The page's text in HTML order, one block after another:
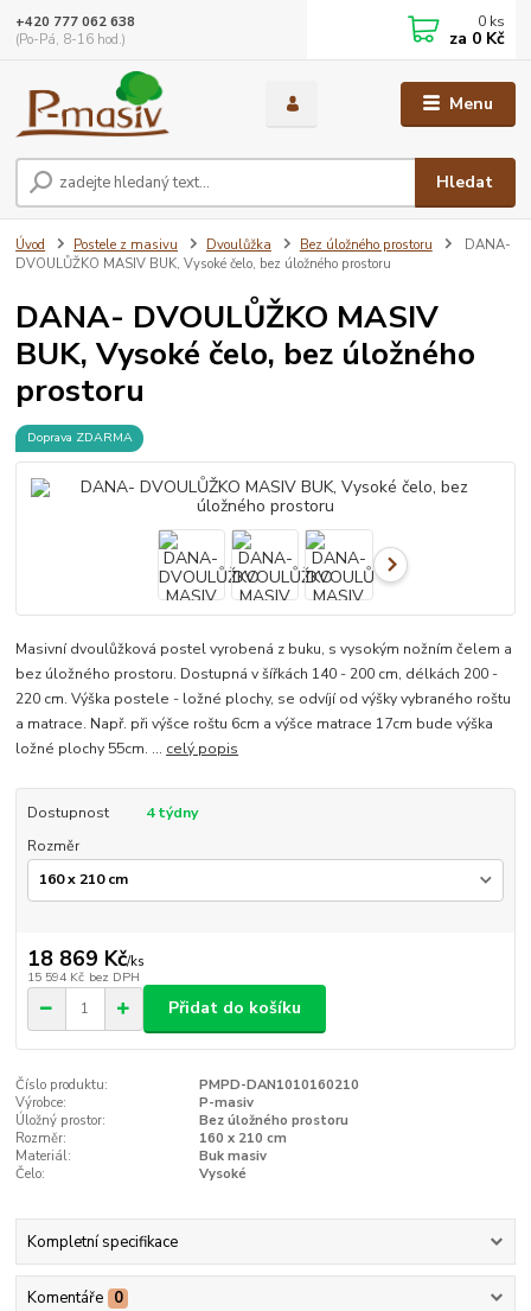
Menu
Hledat
+420 777 062 638
(Po-Pá, 8-16 hod.)
0 ks
za 0 Kč
Úvod Postele z masivu Dvoulůžka Bez úložného prostoru
DANA-
DVOULŮŽKO MASIV BUK, Vysoké čelo, bez úložného prostoru
DANA- DVOULŮŽKO MASIV
BUK, Vysoké čelo, bez úložného
prostoru
Doprava ZDARMA
Masivní dvoulůžková postel vyrobená z buku, s vysokým nožním čelem a
bez úložného prostoru. Dostupná v šířkách 140 - 200 cm, délkách 200 -
220 cm. Výška postele - ložné plochy, se odvíjí od výšky vybraného roštu
a matrace. Např. při výšce roštu 6cm a výšce matrace 17cm bude výška
ložné plochy 55cm. ... celý popis
Dostupnost
4 týdny
Rozměr
18 869 Kč/ks
15 594 Kč bez DPH
Přidat do košíku
Číslo produktu:
PMPD-DAN1010160210
Výrobce:
P-masiv
Úložný prostor:
Bez úložného prostoru
Rozměr:
160 x 210 cm
Materiál:
Buk masiv
Čelo:
Vysoké
Kompletní specifikace
Komentáře 0